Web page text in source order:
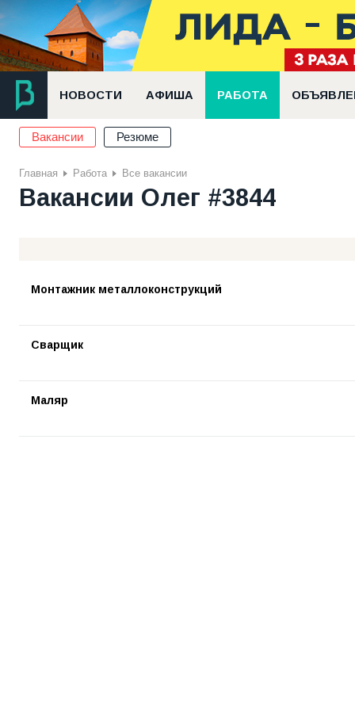
НОВОСТИ АФИША РАБОТА
Вакансии Резюме
Главная Работа Все вакансии
Вакансии Олег #3844
Монтажник металлоконструкций
Сварщик
Маляр